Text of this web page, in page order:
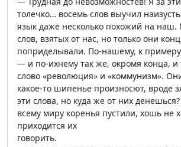
толечко… восемь слов выучил
язык даже несколько похожий на наш.
слов, взятых от нас, но только они
поприделывали. По-нашему, к
— и по-ихнему так же, окромя конца, и
слово «революция» и «коммунизм».
какое-то шипенье произносют, вроде
эти слова, но куда же от них
всему миру коренья пустили, хошь не
приходится их
говорить.